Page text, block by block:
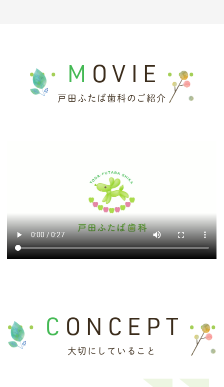
【重要】診療報酬改定に伴うお知らせ
平素より当院をご利用いただき、誠にありが
【2026年6月1日】
料・再診料および各種検査・処置の保険点数
が変更となります。
これに伴い、同じ治療内容であっても、改定前
と比べて患者様の窓口負担額が変わる場合が
ございます。何卒ご理解とご協力のほどお願
め、マイナ保険証の利用促進や医療安全対策
など、以下の取り組みを行っております。
医療情報取得加算（オンライン資格確認の
MOVIE
戸田ふたば歯科のご紹介
CONCEPT
大切にしていること